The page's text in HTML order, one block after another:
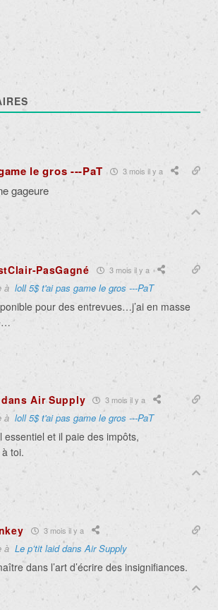
le gros ---PaT 3 mois il y a
gageure
PasGagné 3 mois il y a
à loll 5$ t'ai pas game le gros ---PaT
pour des entrevues…j’ai en masse
Air Supply 3 mois il y a
à loll 5$ t'ai pas game le gros ---PaT
essentiel et il paie des impôts,
toi.
3 mois il y a
à Le p’tit laid dans Air Supply
dans l’art d’écrire des insignifiances.